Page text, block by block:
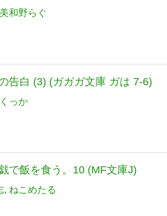
美和野らぐ
告白 (3) (ガガガ文庫 ガは 7-6)
くっか
で飯を食う。10 (MF文庫J)
ねこめたる